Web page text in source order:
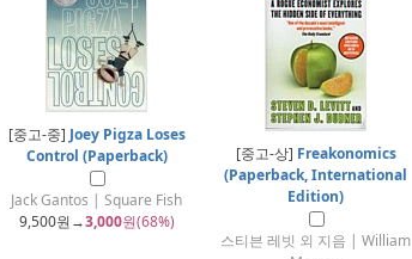
[중고-중] Joey Pigza Loses
Control (Paperback)
Jack Gantos | Square Fish
9,500원→3,000원(68%)
[중고-상] Freakonomics
(Paperback, International
Edition)
스티븐 레빗 외 지음 | William